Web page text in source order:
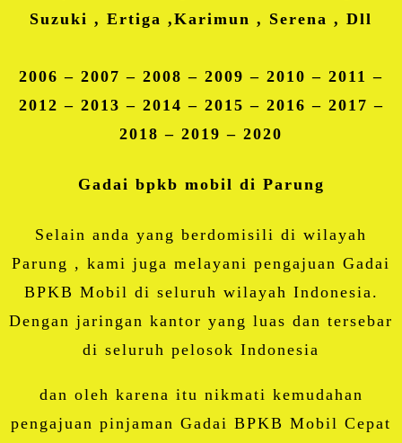
Suzuki , Ertiga ,Karimun , Serena , Dll
2006 – 2007 – 2008 – 2009 – 2010 – 2011 –
2012 – 2013 – 2014 – 2015 – 2016 – 2017 –
2018 – 2019 – 2020
Gadai bpkb mobil di Parung
Selain anda yang berdomisili di wilayah
Parung , kami juga melayani pengajuan Gadai
BPKB Mobil di seluruh wilayah Indonesia.
Dengan jaringan kantor yang luas dan tersebar
di seluruh pelosok Indonesia
dan oleh karena itu nikmati kemudahan
pengajuan pinjaman Gadai BPKB Mobil Cepat